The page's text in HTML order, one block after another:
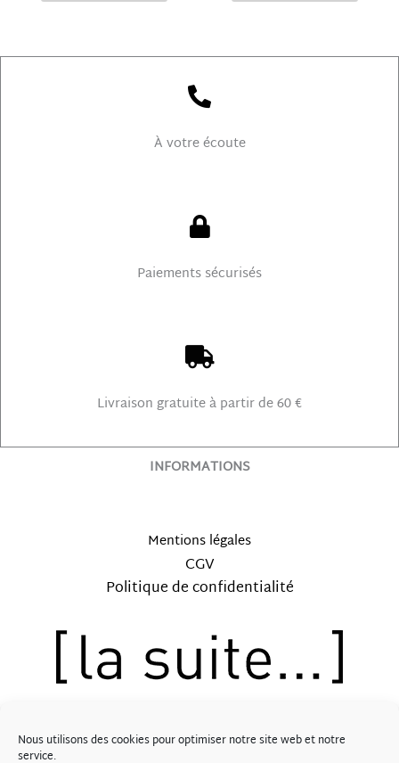
Nous utilisons des cookies pour optimiser notre site web et notre
service.
À votre écoute
Paiements sécurisés
Livraison gratuite à partir de 60 €
INFORMATIONS
Mentions légales
CGV
Politique de confidentialité
Tél: 09.62.57.30.89